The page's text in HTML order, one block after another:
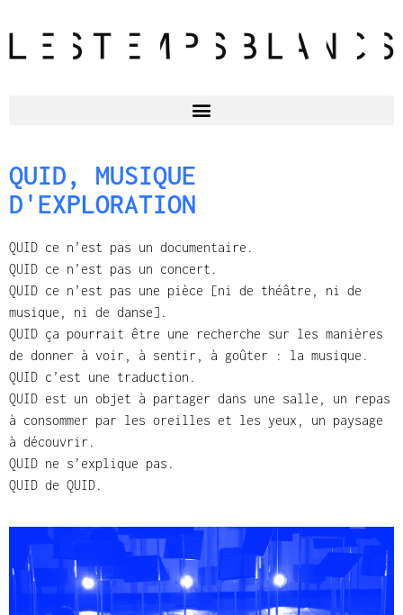
QUID, MUSIQUE
D'EXPLORATION
QUID ce n’est pas un documentaire.
QUID ce n’est pas un concert.
QUID ce n’est pas une pièce [ni de théâtre, ni de
musique, ni de danse].
QUID ça pourrait être une recherche sur les manières
de donner à voir, à sentir, à goûter : la musique.
QUID c’est une traduction.
QUID est un objet à partager dans une salle, un repas
à consommer par les oreilles et les yeux, un paysage
à découvrir.
QUID ne s’explique pas.
QUID de QUID.